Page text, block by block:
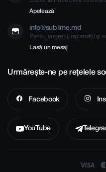
Apelează
info@sublime.md
Pentru sugestii, reclamații și
Lasă un mesaj
Urmărește-ne pe rețelele
Facebook
YouTube